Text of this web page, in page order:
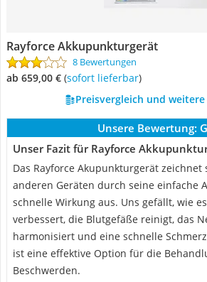
Rayforce Akkupunkturgerät
8 Bewertungen
ab 659,00 € ( Sofort lieferbar)
Preisvergleich und
Unsere Bewertung:
Unser Fazit für Rayforce
Das Rayforce Akupunkturgerät zeichnet
anderen Geräten durch seine einfache
schnelle Wirkung aus. Uns gefällt, wie
verbessert, die Blutgefäße reinigt, das
harmonisiert und eine schnelle
ist eine effektive Option für die
Beschwerden.